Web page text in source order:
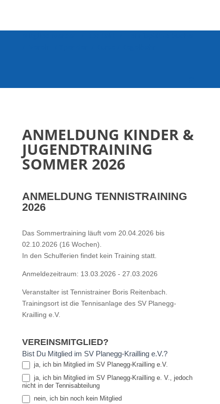
ANMELDUNG KINDER &
JUGENDTRAINING
SOMMER 2026
Anmeldeformular
Tennistraining
2026
ANMELDUNG TENNISTRAINING
2026
Das Sommertraining läuft vom 20.04.2026 bis
02.10.2026 (16 Wochen).
In den Schulferien findet kein Training statt.
Anmeldezeitraum: 13.03.2026 - 27.03.2026
Veranstalter ist Tennistrainer Boris Reitenbach.
Trainingsort ist die Tennisanlage des SV Planegg-
Krailling e.V.
VEREINSMITGLIED?
Bist Du Mitglied im SV Planegg-Krailling e.V.?
ja, ich bin Mitglied im SV Planegg-Krailling e.V.
ja, ich bin Mitglied im SV Planegg-Krailling e. V., jedoch
nicht in der Tennisabteilung
nein, ich bin noch kein Mitglied